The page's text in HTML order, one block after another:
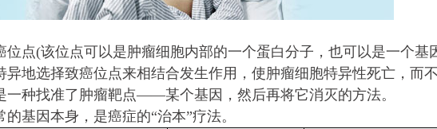
马来西亚 生
我叫黄俊威，
点(该位点可以是肿瘤细胞内部的一个蛋白分子，也可以是一个基
地选择致癌位点来相结合发生作用，使肿瘤细胞特异性死亡，而
一种找准了肿瘤靶点——某个基因，然后再将它消灭的方法。
基因本身，是癌症的“治本”疗法。